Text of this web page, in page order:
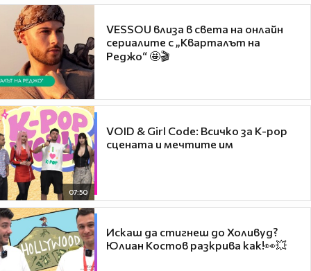
VESSOU влиза в света на онлайн
сериалите с „Кварталът на
Реджо“ 🤩🎬
07:50
VOID & Girl Code: Всичко за K-pop
сцената и мечтите им
Искаш да стигнеш до Холивуд?
Юлиан Костов разкрива как!👀💥